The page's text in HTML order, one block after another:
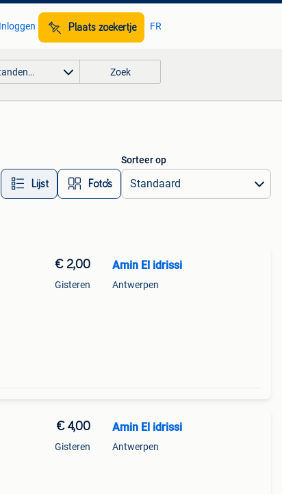
Inloggen Plaats zoekertje FR
Zoek
Lijst Foto’s
Sorteer op
€ 2,00
Gisteren
Amin El idrissi
Antwerpen
€ 4,00
Gisteren
Amin El idrissi
Antwerpen